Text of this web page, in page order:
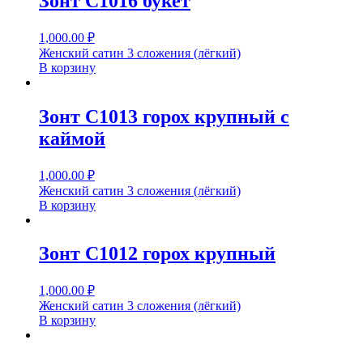
1,000.00 ₽
Женский сатин 3 сложения (лёгкий)
В корзину
Зонт С1013 горох крупный с
каймой
1,000.00 ₽
Женский сатин 3 сложения (лёгкий)
В корзину
Зонт С1012 горох крупный
1,000.00 ₽
Женский сатин 3 сложения (лёгкий)
В корзину